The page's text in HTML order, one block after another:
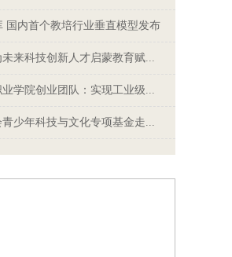
国内首个教培行业垂直模型发布
来科技创新人才启蒙教育赋...
学院创业团队：实现工业级...
少年科技与文化专项基金走...